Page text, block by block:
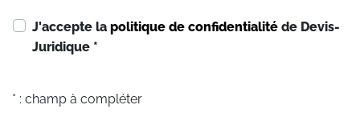
J'accepte la politique de confidentialité de Devis-
Juridique *
* : champ à compléter